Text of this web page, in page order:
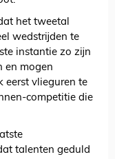
het tweetal
wedstrijden te
instantie zo zijn
en mogen
eerst vlieguren te
competitie die
talenten geduld